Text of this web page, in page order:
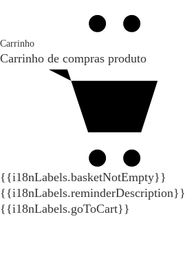
Carrinho
Carrinho de compras produto
{{i18nLabels.basketNotEmpty}}
{{i18nLabels.reminderDescription}}
{{i18nLabels.goToCart}}